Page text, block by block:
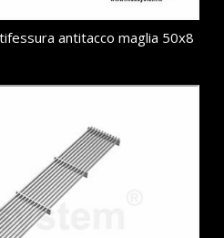
antitacco maglia 50x8